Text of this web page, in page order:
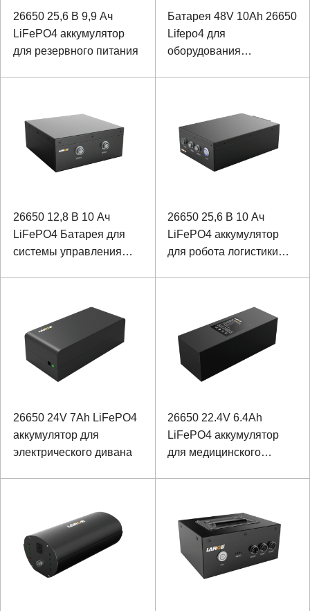
26650 25,6 В 9,9 Ач
LiFePO4 аккумулятор
для резервного питания
Батарея 48V 10Ah 26650
Lifepo4 для
оборудования
26650 12,8 В 10 Ач
LiFePO4 Батарея для
системы управления
26650 25,6 В 10 Ач
LiFePO4 аккумулятор
для робота логистики
26650 24V 7Ah LiFePO4
аккумулятор для
электрического дивана
26650 22.4V 6.4Ah
LiFePO4 аккумулятор
для медицинского